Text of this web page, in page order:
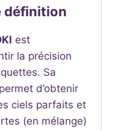
définition
est
la précision
Sa
d’obtenir
ciels parfaits et
(en mélange)